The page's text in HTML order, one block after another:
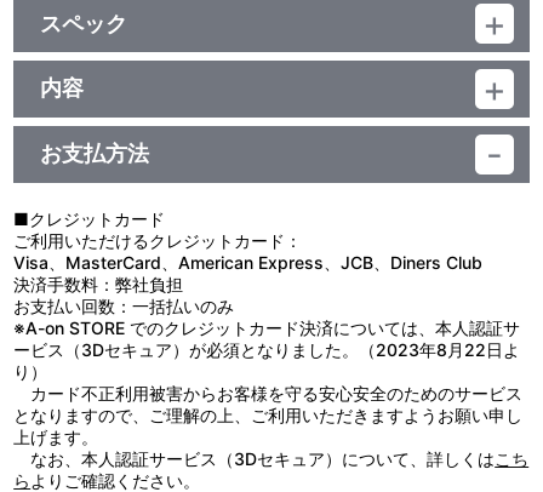
スペック
品番：TU-15422
ジャンル：その他
素材：紙
サイズ：約 H54mm×W86mm
生産エリア：日本
内容
【使用上の注意】
●本来の用途以外で使用しないでください。
●小さなお子様の手の届くところに置かないでください。
●高温多湿、直射日光の当たる場所での保管はお避けください。
お支払方法
■クレジットカード
ご利用いただけるクレジットカード：
Visa、MasterCard、American Express、JCB、Diners Club
決済手数料：弊社負担
お支払い回数：一括払いのみ
※A-on STORE でのクレジットカード決済については、本人認証サ
ービス（3Dセキュア）が必須となりました。（2023年8月22日よ
り）
カード不正利用被害からお客様を守る安心安全のためのサービス
となりますので、ご理解の上、ご利用いただきますようお願い申し
上げます。
なお、本人認証サービス（3Dセキュア）について、詳しくはこち
ら よりご確認ください。